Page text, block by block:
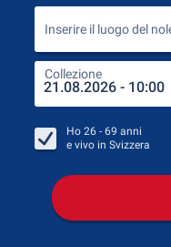
Inserire il luogo del
Collezione
Ho 26 - 69 anni
e vivo in Svizzera